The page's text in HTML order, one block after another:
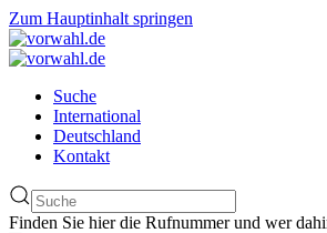
Zum Hauptinhalt springen
Suche
International
Deutschland
Kontakt
Finden Sie hier die Rufnummer und wer